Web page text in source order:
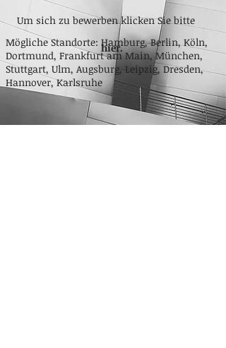
Um sich zu bewerben klicken Sie bitte
hier.
Mögliche Standorte: Hamburg, Berlin, Köln,
Dortmund, Frankfurt am Main, München,
Stuttgart, Ulm, Augsburg, Leipzig, Dresden,
Hannover, Karlsruhe​